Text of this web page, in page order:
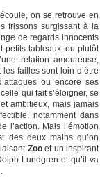
on se retrouve en
frissons surgissant à la
de regards innocents
petits tableaux, ou plutôt
relation amoureuse,
failles sont loin d’être
ou encore ses
qui fait s’éloigner, se
ambitieux, mais jamais
notamment dans
l’action. Mais l’émotion
des deux mains qu’on
Zooet un inspirant
Lundgren et qu’il va